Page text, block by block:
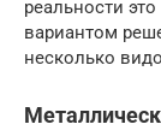
реальности
вариантом
несколько